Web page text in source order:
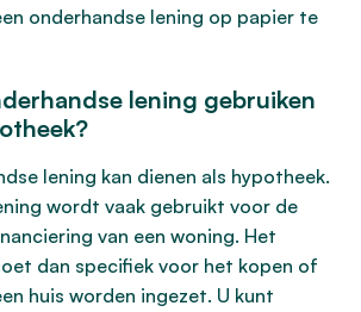
onderhandse lening op papier te
lening gebruiken
lening kan dienen als hypotheek.
wordt vaak gebruikt voor de
van een woning. Het
dan specifiek voor het kopen of
huis worden ingezet. U kunt